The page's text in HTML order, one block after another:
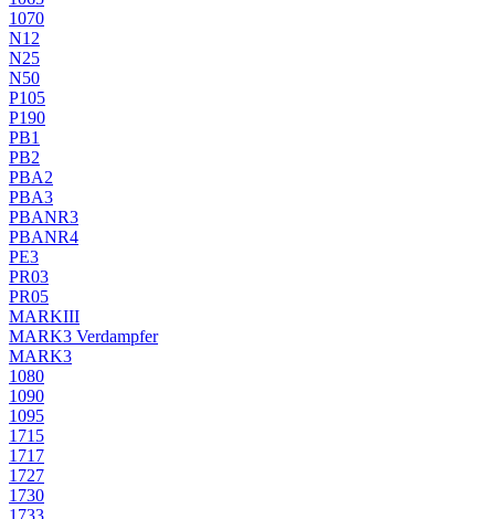
1070
N12
N25
N50
P105
P190
PB1
PB2
PBA2
PBA3
PBANR3
PBANR4
PE3
PR03
PR05
MARKIII
MARK3 Verdampfer
MARK3
1080
1090
1095
1715
1717
1727
1730
1733